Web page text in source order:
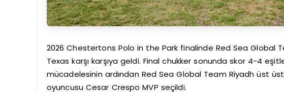
2026 Chestertons Polo in the Park finalinde Red Sea Global
Texas karşı karşıya geldi. Final chukker sonunda skor 4-4
mücadelesinin ardından Red Sea Global Team Riyadh üst
oyuncusu Cesar Crespo MVP seçildi.